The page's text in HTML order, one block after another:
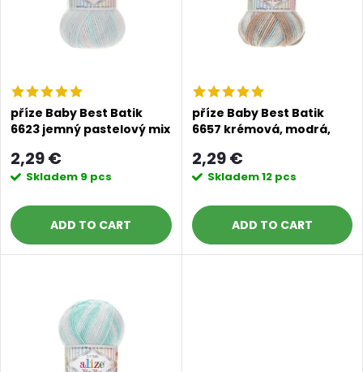
t
s
o
r
t
f
p
r
o
d
příze Baby Best Batik
6623 jemný pastelový mix
2,29 €
Skladem 9 pcs
ADD TO CART
příze Baby Best Batik
6657 krémová, modrá,
2,29 €
Skladem12 pcs
ADD TO CART